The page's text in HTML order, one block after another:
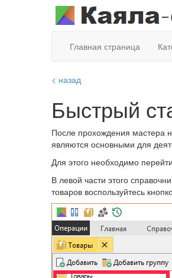
Главная страница
< назад
Быстрый
После прохождения мастера
являются основными для
Для этого необходимо
В левой части этого
товаров воспользуйтесь